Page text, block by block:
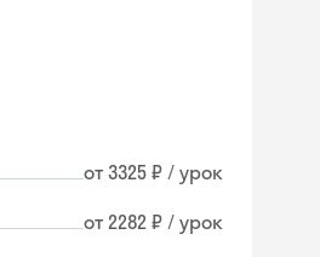
от 3325 ₽ / урок
от 2282 ₽ / урок